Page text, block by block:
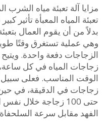
آلة تعبئة مياه الشرب
المياه المعبأة تأثير كبير
من أن يقوم العمال بتعبئة كل
تستغرق وقتًا طويلاً،
دفعة واحدة. ويتيح ذلك
المياه في كل ساعة،
حتى 100 زجاجة خلال نفس
مقابل سرعة السلحفاة!